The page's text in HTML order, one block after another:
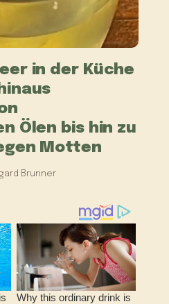
in der Küche
Ölen bis hin zu
Motten
Brunner